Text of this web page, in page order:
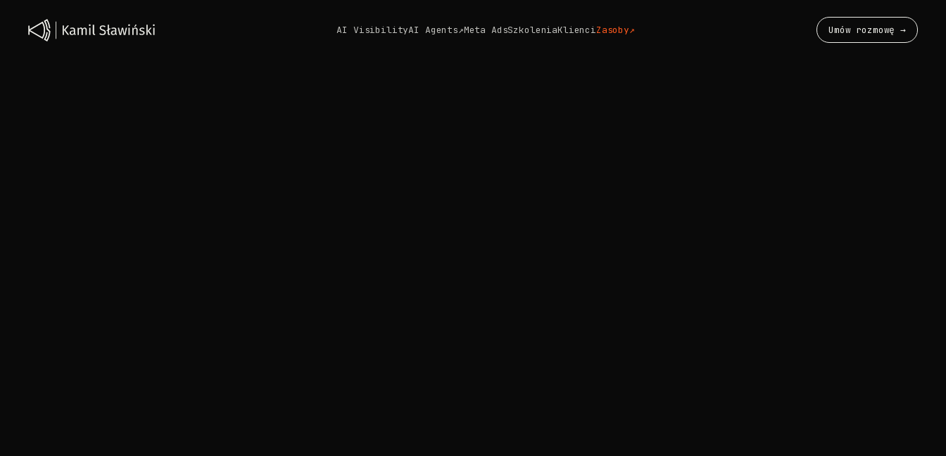
AI VisibilityAI Agents↗Meta AdsSzkoleniaKlienciZasoby↗ Umów rozmowę →